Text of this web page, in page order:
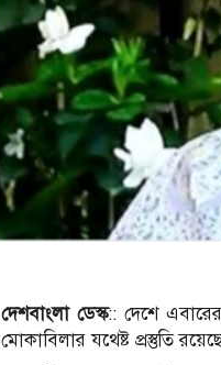
দেশবাংলা ডেস্ক:: দেশে
মোকাবিলার যথেষ্ট প্রস্তুতি